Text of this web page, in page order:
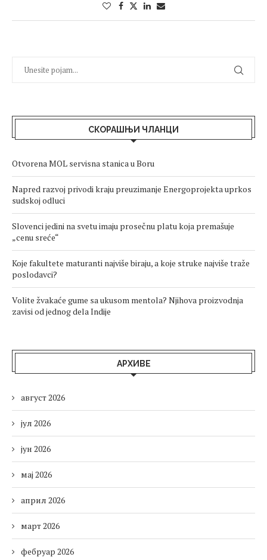
СКОРАШЊИ ЧЛАНЦИ
Otvorena MOL servisna stanica u Boru
Napred razvoj privodi kraju preuzimanje Energoprojekta uprkos
sudskoj odluci
Slovenci jedini na svetu imaju prosečnu platu koja premašuje
„cenu sreće“
Koje fakultete maturanti najviše biraju, a koje struke najviše traže
poslodavci?
Volite žvakaće gume sa ukusom mentola? Njihova proizvodnja
zavisi od jednog dela Indije
АРХИВЕ
август 2026
јул 2026
јун 2026
мај 2026
април 2026
март 2026
фебруар 2026